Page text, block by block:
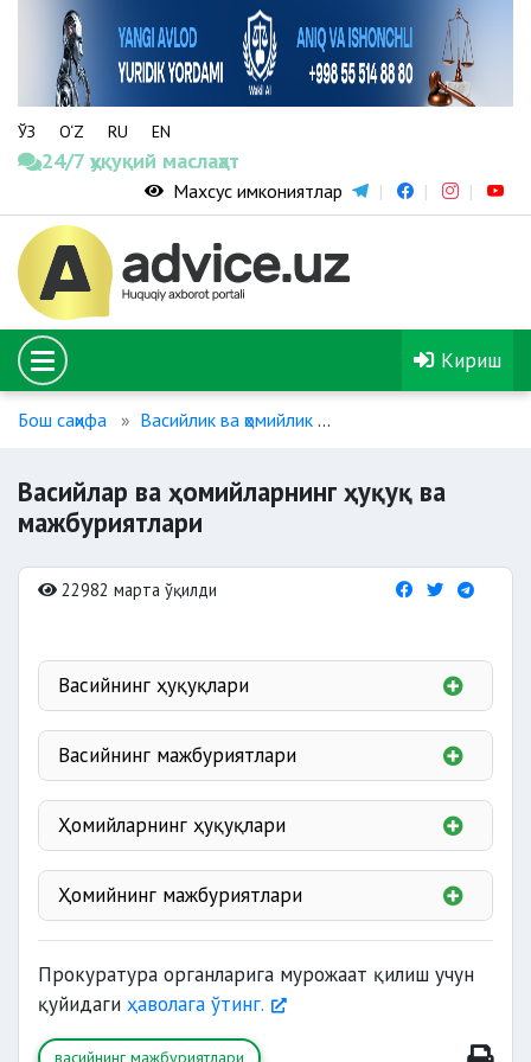
ЎЗ O‘Z RU EN
24/7 ҳуқуқий маслаҳат
Махсус имкониятлар
Кириш
Бош саҳифа Васийлик ва ҳомийлик
Васийлар ва ҳомийларнинг ҳуқуқ ва
мажбуриятлари
22982 марта ўқилди
Васийнинг ҳуқуқлари
мустақил белгилашга;
Васийнинг мажбуриятлари
хабардор
қилиши;
маънавий ва ахлоқий
Ҳомийларнинг ҳуқуқлари
Ҳомийнинг мажбуриятлари
қилиши;
Прокуратура органларига мурожаат қилиш учун
қуйидаги ҳаволага ўтинг.
васийнинг мажбуриятлари